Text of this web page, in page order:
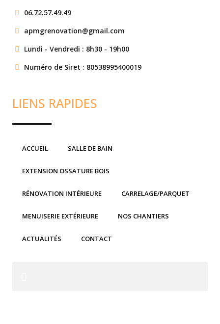
06.72.57.49.49
apmgrenovation@gmail.com
Lundi - Vendredi : 8h30 - 19h00
Numéro de Siret : 80538995400019
LIENS RAPIDES
ACCUEIL SALLE DE BAIN
EXTENSION OSSATURE BOIS
RÉNOVATION INTÉRIEURE CARRELAGE/PARQUET
MENUISERIE EXTÉRIEURE NOS CHANTIERS
ACTUALITÉS CONTACT